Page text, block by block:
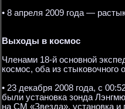
• 8 апреля 2009 года —
Выходы в космос
Членами 18-й основной
космос, оба из
• 23 декабря 2008 года, с
были установка зонда
на СМ «Звезда», установка и